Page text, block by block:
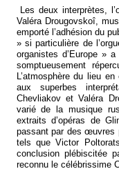
Les deux interprètes,
Valéra Drougovskoî,
emporté l’adhésion du
» si particulière de
organistes d’Europe »
somptueusement
L’atmosphère du lieu
aux superbes
Chevliakov et Valéra
varié de la musique
extraits d’opéras de
passant par des œuvres
tels que Victor
conclusion plébiscitée
reconnu le célébrissime